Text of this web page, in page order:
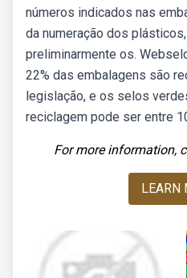
números indicados nas
da numeração dos
preliminarmente os.
22% das embalagens são
legislação, e os selos
reciclagem pode ser entre
For more information,
LEARN